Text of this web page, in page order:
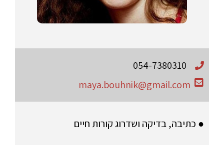
054-7380310
maya.bouhnik@gmail.com
● כתיבה, בדיקה ושדרוג קורות חיים